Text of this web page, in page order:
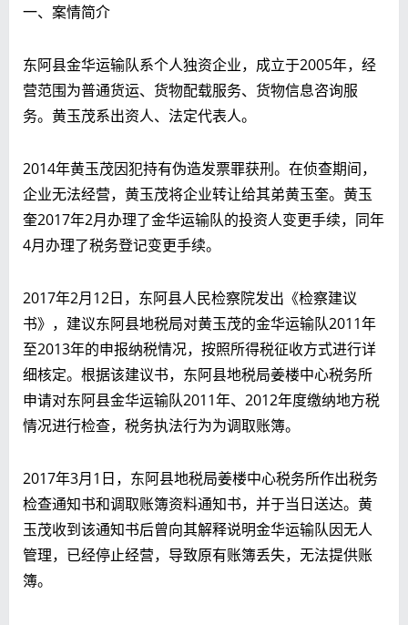
一、案情简介
东阿县金华运输队系个人独资企业，成立于2005年，经
营范围为普通货运、货物配载服务、货物信息咨询服
务。黄玉茂系出资人、法定代表人。
2014年黄玉茂因犯持有伪造发票罪获刑。在侦查期间，
企业无法经营，黄玉茂将企业转让给其弟黄玉奎。黄玉
奎2017年2月办理了金华运输队的投资人变更手续，同年
4月办理了税务登记变更手续。
2017年2月12日，东阿县人民检察院发出《检察建议
书》，建议东阿县地税局对黄玉茂的金华运输队2011年
至2013年的申报纳税情况，按照所得税征收方式进行详
细核定。根据该建议书，东阿县地税局姜楼中心税务所
申请对东阿县金华运输队2011年、2012年度缴纳地方税
情况进行检查，税务执法行为为调取账簿。
2017年3月1日，东阿县地税局姜楼中心税务所作出税务
检查通知书和调取账簿资料通知书，并于当日送达。黄
玉茂收到该通知书后曾向其解释说明金华运输队因无人
管理，已经停止经营，导致原有账簿丢失，无法提供账
簿。